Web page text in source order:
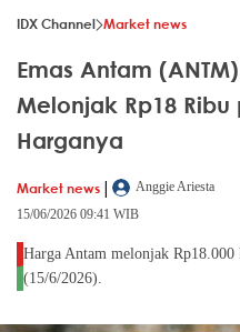
IDX Channel Market news
Emas Antam
Melonjak Rp18
Harganya
Market news |
Anggie Ariesta
15/06/2026 09:41 WIB
Harga Antam melonjak
(15/6/2026).